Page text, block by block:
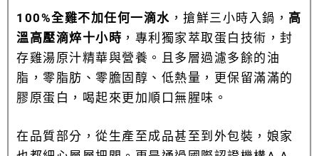
100%全雞不加任何一滴水 ，搶鮮三小時入鍋， 高
溫高壓滴焠十小時 ，專利獨家萃取蛋白技術，封
存雞湯原汁精華與營養。且多層過濾多餘的油
脂，零脂肪、零膽固醇、低熱量，更保留滿滿的
膠原蛋白，喝起來更加順口無腥味。
在品質部分，從生產至成品甚至到外包裝，娘家